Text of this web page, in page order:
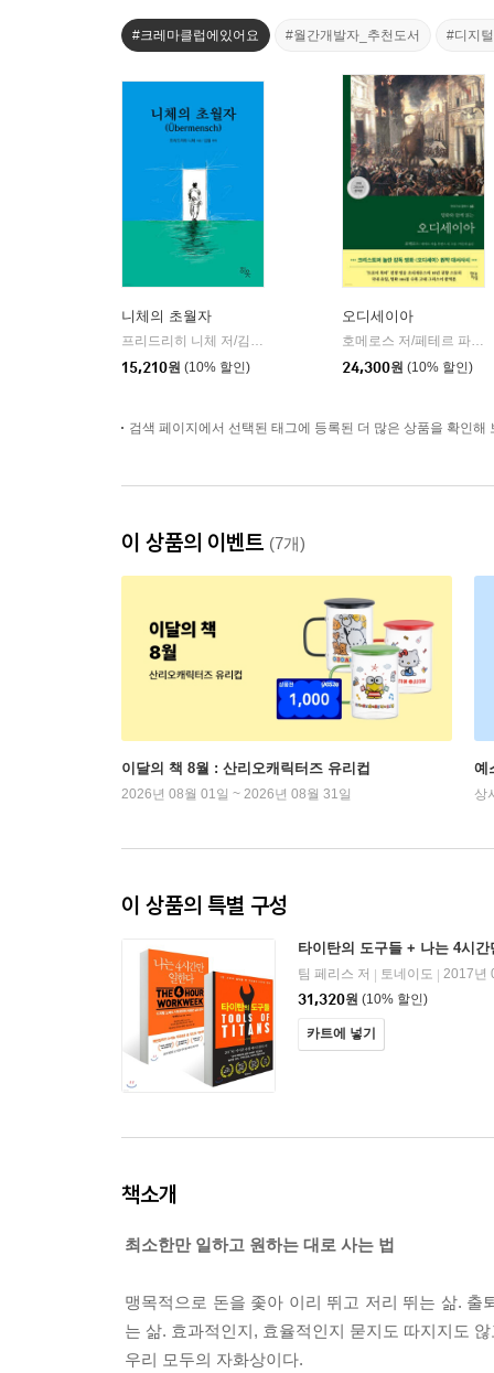
#크레마클럽에있어요 #월간개발자_추천도서 #디지
니체의 초월자
프리드리히 니체 저/김철 편역
15,210원 (10% 할인)
오디세이아
호메로스 저/페테르 파울 루벤스 그림/박문재 역
24,300원 (10% 할인)
검색 페이지에서 선택된 태그에 등록된 더 많은 상품을 확인해
이 상품의 이벤트 (7개)
이달의 책 8월 : 산리오캐릭터즈 유리컵
2026년 08월 01일 ~ 2026년 08월 31일
예
상
이 상품의 특별 구성
타이탄의 도구들 + 나는 4시간
팀 페리스 저 토네이도
2017년
31,320원 (10% 할인)
카트에 넣기
책소개
최소한만 일하고 원하는 대로 사는 법
맹목적으로 돈을 좇아 이리 뛰고 저리 뛰는 삶. 출
는 삶. 효과적인지, 효율적인지 묻지도 따지지도
우리 모두의 자화상이다.